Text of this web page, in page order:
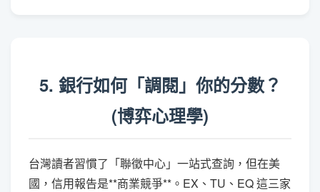
5. 銀行如何「調閱」你的分數？
(博弈心理學)
台灣讀者習慣了「聯徵中心」一站式查詢，但在美
國，信用報告是**商業競爭**。EX、TU、EQ 這三家